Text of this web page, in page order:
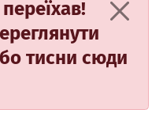
тисни сюди